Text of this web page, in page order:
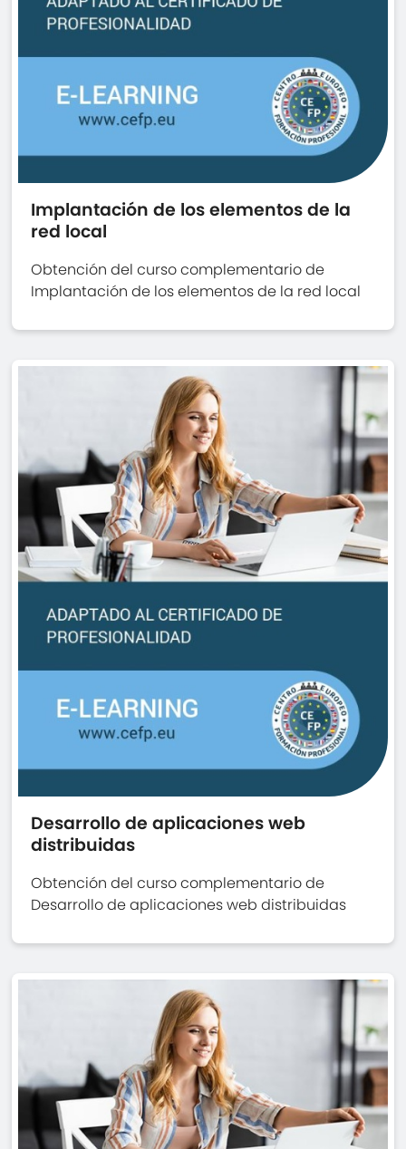
Implantación de los elementos de la
red local
Obtención del curso complementario de
Implantación de los elementos de la red local
Desarrollo de aplicaciones web
distribuidas
Obtención del curso complementario de
Desarrollo de aplicaciones web distribuidas